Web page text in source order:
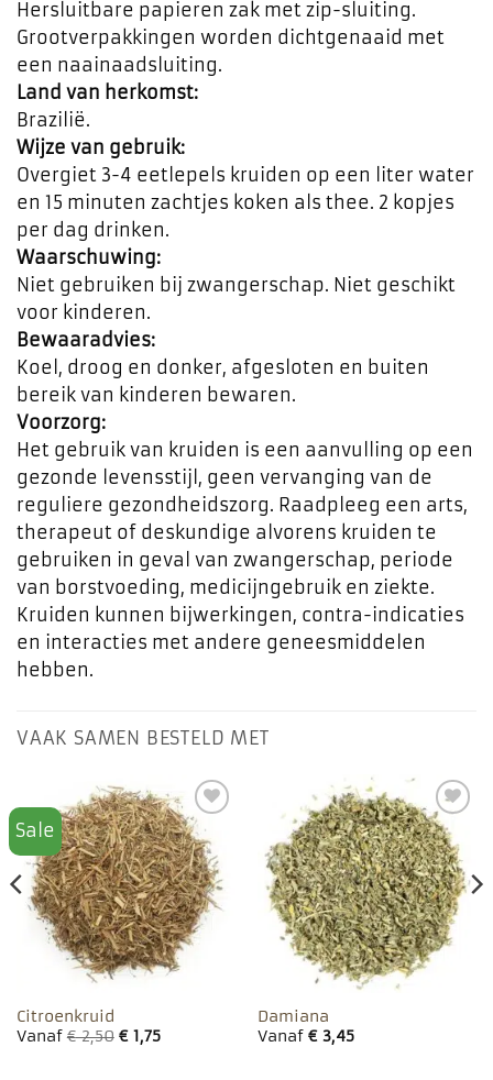
Hersluitbare papieren zak met zip-sluiting.
Grootverpakkingen worden dichtgenaaid met
een naainaadsluiting.
Land van herkomst:
Brazilië.
Wijze van gebruik:
Overgiet 3-4 eetlepels kruiden op een liter water
en 15 minuten zachtjes koken als thee. 2 kopjes
per dag drinken.
Waarschuwing:
Niet gebruiken bij zwangerschap. Niet geschikt
voor kinderen.
Bewaaradvies:
Koel, droog en donker, afgesloten en buiten
bereik van kinderen bewaren.
Voorzorg:
Het gebruik van kruiden is een aanvulling op een
gezonde levensstijl, geen vervanging van de
reguliere gezondheidszorg. Raadpleeg een arts,
therapeut of deskundige alvorens kruiden te
gebruiken in geval van zwangerschap, periode
van borstvoeding, medicijngebruik en ziekte.
Kruiden kunnen bijwerkingen, contra-indicaties
en interacties met andere geneesmiddelen
hebben.
VAAK SAMEN BESTELD MET
Sale
Toevoegen
aan
favorieten
Citroenkruid
Vanaf€2,50 €1,75
Toevoegen
aan
favorieten
Damiana
Vanaf €3,45